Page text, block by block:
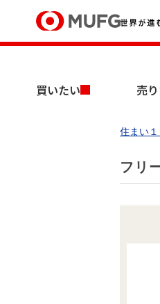
買いたい 売
買いたいTOP
売りたいTOP
店舗案内TOP
会社情報TOP
採用情報TOP
売りたい
住まい１
フリ